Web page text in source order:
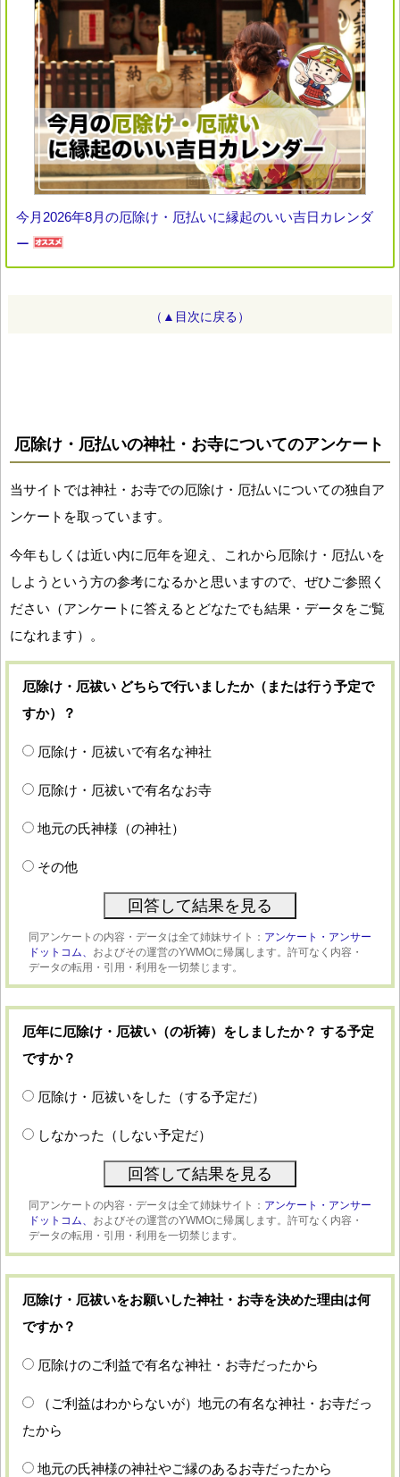
今月2026年8月の厄除け・厄払いに縁起のいい吉日カレンダ
ー
（▲目次に戻る）
厄除け・厄払いの神社・お寺についてのアンケート
当サイトでは神社・お寺での厄除け・厄払いについての独自ア
ンケートを取っています。
今年もしくは近い内に厄年を迎え、これから厄除け・厄払いを
しようという方の参考になるかと思いますので、ぜひご参照く
ださい（アンケートに答えるとどなたでも結果・データをご覧
になれます）。
厄除け・厄祓い どちらで行いましたか（または行う予定で
すか）？
厄除け・厄祓いで有名な神社
厄除け・厄祓いで有名なお寺
地元の氏神様（の神社）
その他
同アンケートの内容・データは全て姉妹サイト： アンケート・アンサー
ドットコム、 およびその運営のYWMOに帰属します。許可なく内容・
データの転用・引用・利用を一切禁じます。
厄年に厄除け・厄祓い（の祈祷）をしましたか？ する予定
ですか？
厄除け・厄祓いをした（する予定だ）
しなかった（しない予定だ）
同アンケートの内容・データは全て姉妹サイト： アンケート・アンサー
ドットコム、 およびその運営のYWMOに帰属します。許可なく内容・
データの転用・引用・利用を一切禁じます。
厄除け・厄祓いをお願いした神社・お寺を決めた理由は何
ですか？
厄除けのご利益で有名な神社・お寺だったから
（ご利益はわからないが）地元の有名な神社・お寺だっ
たから
地元の氏神様の神社やご縁のあるお寺だったから